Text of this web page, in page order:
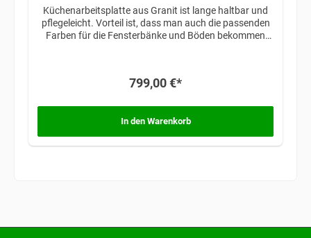
Küchenarbeitsplatte aus Granit ist lange haltbar und
pflegeleicht. Vorteil ist, dass man auch die passenden
Farben für die Fensterbänke und Böden bekommen
799,00 €*
In den Warenkorb